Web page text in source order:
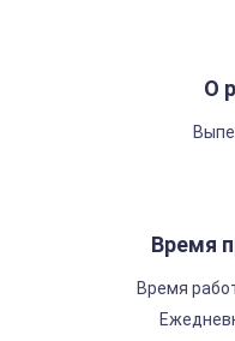
О
Время
Время